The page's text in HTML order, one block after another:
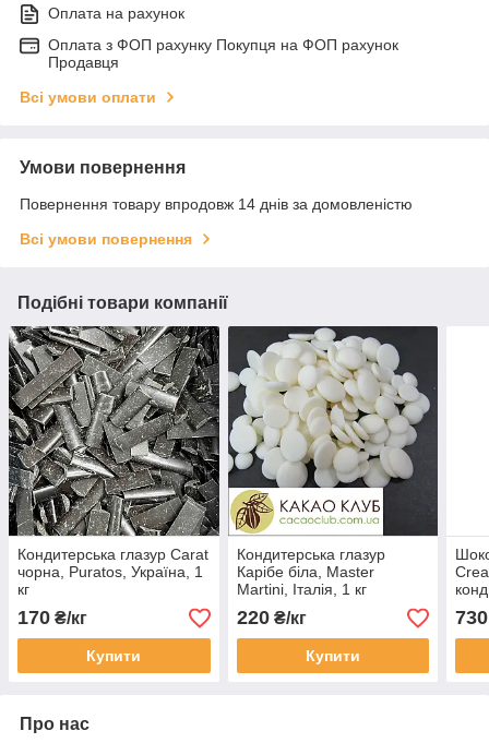
Оплата на рахунок
Оплата з ФОП рахунку Покупця на ФОП рахунок
Продавця
Всі умови оплати
Умови повернення
Повернення товару впродовж 14 днів за домовленістю
Всі умови повернення
Подібні товари компанії
Кондитерська глазур Carat
чорна, Puratos, Україна, 1
кг
170 ₴/кг
Купити
Кондитерська глазур
Карібе біла, Master
Martini, Італія, 1 кг
220₴/кг
Купити
1 кг
730
Про нас